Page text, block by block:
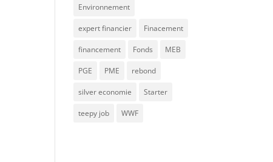
Environnement
expert financier Finacement
financement Fonds MEB
PGE PME rebond
silver economie Starter
teepy job WWF